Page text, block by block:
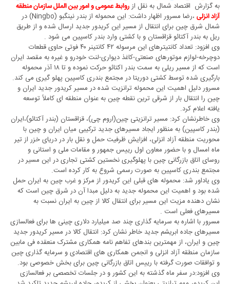
به گزارش اقتصاد شمال به نقل از روابط عمومی و امور بین الملل سازمان منطقه
آزاد انزلی
،رضا مسرور اظهار داشت: این محموله از بندر نینگبو (Ningbo) در
شمال شرق چین برای انتقال از مسیر این کریدور جدید ارسال شده و از طریق
ریل به بندر آکتائو قزاقستان و با کشتی وارد بندر کاسپین می شود .
وی افزود: تعداد کانتیترهای این مرسوله ۴۲ کانتینر ۴۰ فوتی حاوی قطعات
دوچرخه-لوازم موتورهای صنعتی-کاغذ دیواری-لنت خودرو و غیره به مقصد ایران
است که از مسیر ریلی به سمت بندر اکتائو حرکت نموده و تا ۱۸ آذر محموله
بارگیری شده توسط کشتی دوریتا در مجتمع بندری کاسپین پهلو گیری می کند.
مسرور دلیل اهمیت این محموله ترانزیت شده در مسیر کریدور جدید ایران و
چین را انتقال بار از شرقی ترین نقطه چین به عنوان منطقه ای کاملاً توسعه
یافته اعلام کرد.
وی خاطرنشان کرد: مسیر ترانزیتی چین(اروم چی)، قزاقستان (بندر آکتائو)،ایران
(بندر کاسپین) به منظور ایجاد مسیرهای جدید ترکیبی میان ایران و چین با
محوریت منطقه آزاد انزلی، افزایش ظرفیت حمل و نقل بار در دریای خزر از تیر
ماه امسال و با حضور معاون اول رییس جمهور و مقامات ملی و استانی و
روسای اتاق بازرگانی چین با پهلوگیری نخستین کشتی تجاری در این مسیر در
مجتمع بندری کاسپین به صورت رسمی شروع به کار کرده است.
وی یاداور شد: محموله های قبلی این کریدور از مرکز و غرب چین به ایران حمل
شده بود و اهمیت این محموله جدید به دلیل مبدا آن در شرق چین است که
نشان دهنده مزیت این مسیر برای انتقال کالا از چین به ایران نسبت به
مسیرهای فعلی است .
مسرور با اشاره به سرمایه گذاری چند صد میلیارد دلاری چینی ها برای فعالسازی
مسیرهای جاده ابریشم جدید خاطر نشان کرد: انتقال کالا در مسیر کریدور جدید
چین و ایران، از مهمترین بندهای تفاهم نامه همکاری مشترک منعقده فی مابین
سازمان منطقه آزاد انزلی و انجمن همکاری های اقتصادی و سرمایه گذاری چین
و توافقات صورت گرفته با رییس اتاق بازرگانی چین برای بخش خصوصی بود.
وی افزود:در سفر ماه گذشته به این کشور و در جلسات تخصصی بر فعالسازی